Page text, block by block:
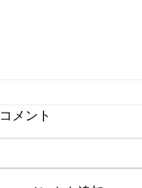
コメント